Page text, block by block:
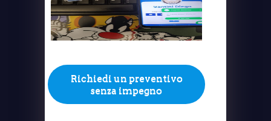
Richiedi un preventivo
senza impegno